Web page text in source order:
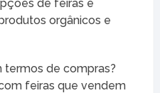
de feiras e
orgânicos e
de compras?
feiras que vendem